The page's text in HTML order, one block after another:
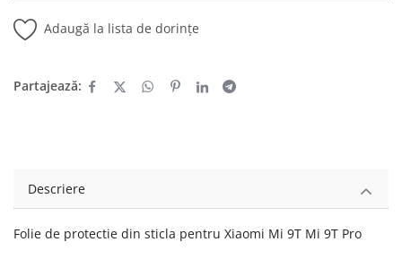
Adaugă la lista de dorințe
Partajează:
Descriere
Folie de protectie din sticla pentru Xiaomi Mi 9T Mi 9T Pro